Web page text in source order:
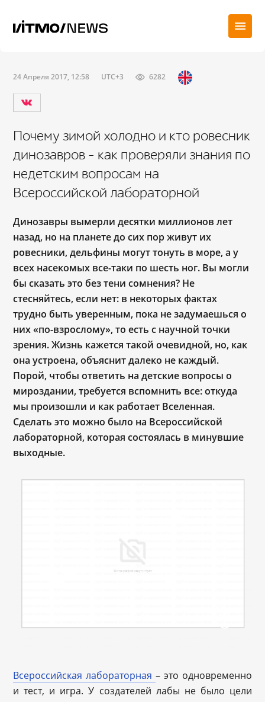
24 Апреля 2017, 12:58 UTC+3 6282
Почему зимой холодно и кто ровесник
динозавров – как проверяли знания по
недетским вопросам на
Всероссийской лабораторной
Динозавры вымерли десятки миллионов лет
назад, но на планете до сих пор живут их
ровесники, дельфины могут тонуть в море, а у
всех насекомых все-таки по шесть ног. Вы могли
бы сказать это без тени сомнения? Не
стесняйтесь, если нет: в некоторых фактах
трудно быть уверенным, пока не задумаешься о
них «по-взрослому», то есть с научной точки
зрения. Жизнь кажется такой очевидной, но, как
она устроена, объяснит далеко не каждый.
Порой, чтобы ответить на детские вопросы о
мироздании, требуется вспомнить все: откуда
мы произошли и как работает Вселенная.
Сделать это можно было на Всероссийской
лабораторной, которая состоялась в минувшие
выходные.
Всероссийская лабораторная – это одновременно
и тест, и игра. У создателей лабы не было цели